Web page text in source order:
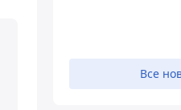
Все